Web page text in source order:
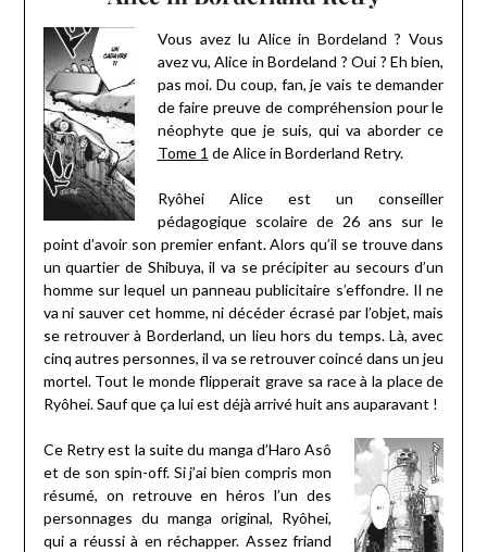
Vous avez lu Alice in Bordeland ? Vous
avez vu, Alice in Bordeland ? Oui ? Eh bien,
pas moi. Du coup, fan, je vais te demander
de faire preuve de compréhension pour le
néophyte que je suis, qui va aborder ce
Tome 1 de Alice in Borderland Retry.
Ryôhei Alice est un conseiller
pédagogique scolaire de 26 ans sur le
point d’avoir son premier enfant. Alors qu’il se trouve dans
un quartier de Shibuya, il va se précipiter au secours d’un
homme sur lequel un panneau publicitaire s’effondre. Il ne
va ni sauver cet homme, ni décéder écrasé par l’objet, mais
se retrouver à Borderland, un lieu hors du temps. Là, avec
cinq autres personnes, il va se retrouver coincé dans un jeu
mortel. Tout le monde flipperait grave sa race à la place de
Ryôhei. Sauf que ça lui est déjà arrivé huit ans auparavant !
Ce Retry est la suite du manga d’Haro Asô
et de son spin-off. Si j’ai bien compris mon
résumé, on retrouve en héros l’un des
personnages du manga original, Ryôhei,
qui a réussi à en réchapper. Assez friand